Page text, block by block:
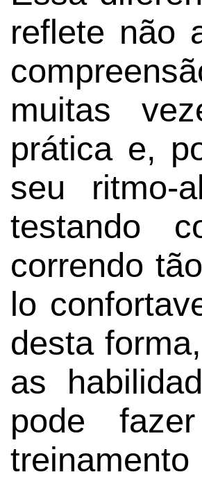
reflete não
muitas
prática e,
seu ritmo-
testando
correndo
lo
desta
as
pode